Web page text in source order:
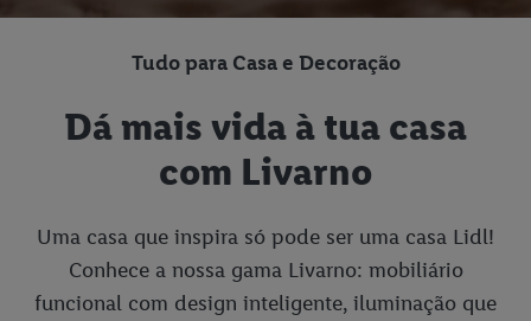
Tudo para Casa e Decoração
Dá mais vida à tua casa
com Livarno
Uma casa que inspira só pode ser uma casa Lidl!
Conhece a nossa gama Livarno: mobiliário
funcional com design inteligente, iluminação que